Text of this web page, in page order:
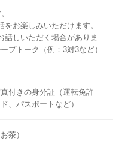
お楽しみいただけます。
しいただく場合がありま
プトーク（例：3対3など）
付きの身分証（運転免許
、パスポートなど）
茶）